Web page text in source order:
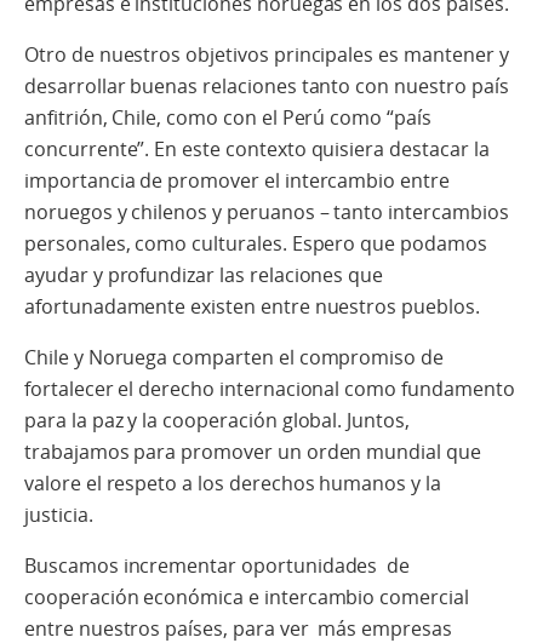
Otro de nuestros objetivos principales es mantener y
desarrollar buenas relaciones tanto con nuestro país
anfitrión, Chile, como con el Perú como “país
concurrente”. En este contexto quisiera destacar la
importancia de promover el intercambio entre
noruegos y chilenos y peruanos – tanto intercambios
personales, como culturales. Espero que podamos
ayudar y profundizar las relaciones que
afortunadamente existen entre nuestros pueblos.
Chile y Noruega comparten el compromiso de
fortalecer el derecho internacional como fundamento
para la paz y la cooperación global. Juntos,
trabajamos para promover un orden mundial que
valore el respeto a los derechos humanos y la
justicia.
Buscamos incrementar oportunidades de
cooperación económica e intercambio comercial
entre nuestros países, para ver más empresas